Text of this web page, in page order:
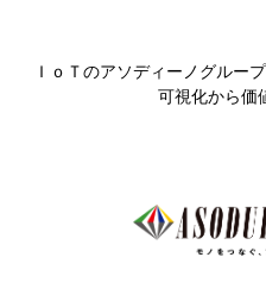
ＩｏＴのアソディーノグルー
可視化から価